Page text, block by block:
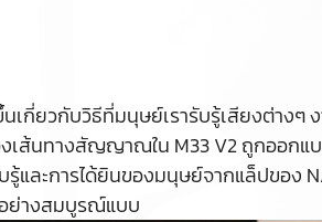
เกี่ยวกับวิธีที่มนุษย์เรารับรู้เสียงต่างๆ
เส้นทางสัญญาณใน M33 V2 ถูกออกแ
ละการได้ยินของมนุษย์จากแล็ปของ
อย่างสมบูรณ์แบบ